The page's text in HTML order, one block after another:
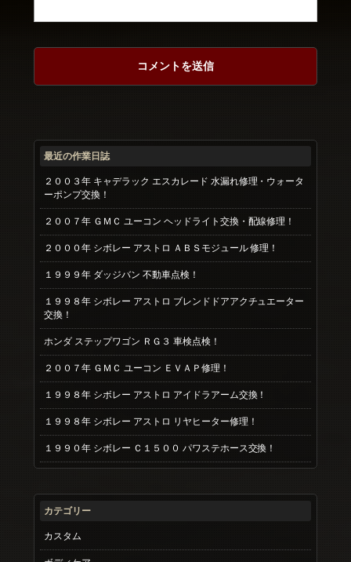
最近の作業日誌
２００３年 キャデラック エスカレード 水漏れ修理・ウォータ
ーポンプ交換！
２００７年 ＧＭＣ ユーコン ヘッドライト交換・配線修理！
２０００年 シボレー アストロ ＡＢＳモジュール 修理！
１９９９年 ダッジバン 不動車点検！
１９９８年 シボレー アストロ ブレンドドアアクチュエーター
交換！
ホンダ ステップワゴン ＲＧ３ 車検点検！
２００７年 ＧＭＣ ユーコン ＥＶＡＰ修理！
１９９８年 シボレー アストロ アイドラアーム交換！
１９９８年 シボレー アストロ リヤヒーター修理！
１９９０年 シボレー Ｃ１５００ パワステホース交換！
カテゴリー
カスタム